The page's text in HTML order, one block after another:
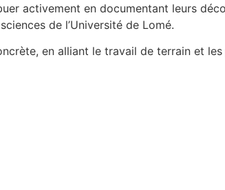
activement en documentant leurs
de l’Université de Lomé.
en alliant le travail de terrain et